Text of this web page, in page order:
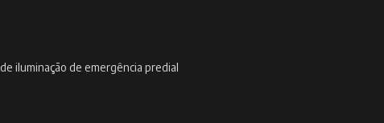
de iluminação de emergência predial